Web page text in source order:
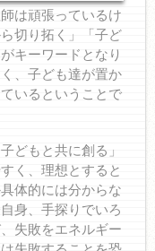
は頑張っているけ
切り拓く」「子ど
キーワードとなり
、子ども達が置か
いるということで
どもと共に創る」
く、理想とすると
体的には分からな
身、手探りでいろ
失敗をエネルギー